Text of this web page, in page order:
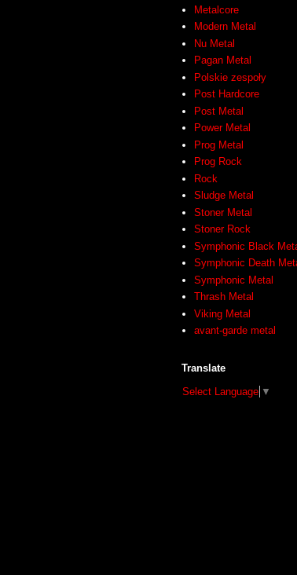
Metalcore
Modern Metal
Nu Metal
Pagan Metal
Polskie zespoły
Post Hardcore
Post Metal
Power Metal
Prog Metal
Prog Rock
Rock
Sludge Metal
Stoner Metal
Stoner Rock
Symphonic Black
Symphonic Death
Symphonic Metal
Thrash Metal
Viking Metal
avant-garde metal
Translate
Select Language ▼